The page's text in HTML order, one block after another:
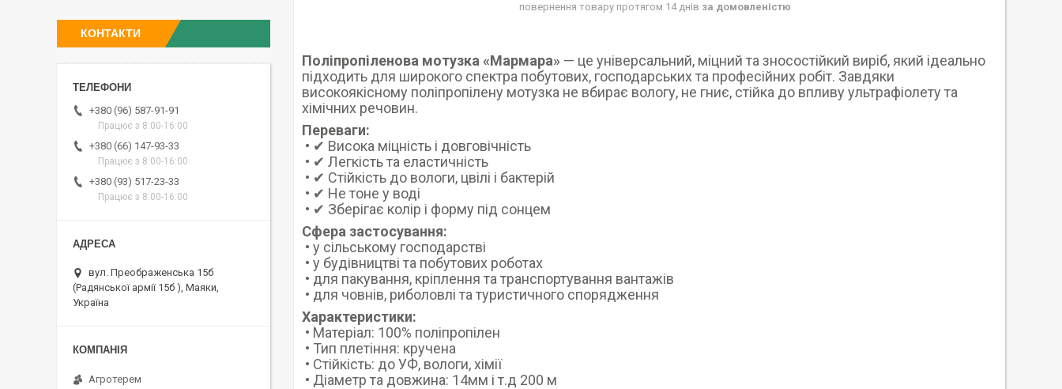
повернення товару протягом 14 днів за домовленістю
Поліпропіленова мотузка «Мармара» — це універсальний, міцний та зносостійкий виріб, який ідеально
підходить для широкого спектра побутових, господарських та професійних робіт. Завдяки
високоякісному поліпропілену мотузка не вбирає вологу, не гниє, стійка до впливу ультрафіолету та
хімічних речовин.
Переваги:
• ✔ Висока міцність і довговічність
• ✔ Легкість та еластичність
• ✔ Стійкість до вологи, цвілі і бактерій
• ✔ Не тоне у воді
• ✔ Зберігає колір і форму під сонцем
Сфера застосування:
• у сільському господарстві
• у будівництві та побутових роботах
• для пакування, кріплення та транспортування вантажів
• для човнів, риболовлі та туристичного спорядження
Характеристики:
• Матеріал: 100% поліпропілен
• Тип плетіння: кручена
• Стійкість: до УФ, вологи, хімії
• Діаметр та довжина: 14мм і т.д 200 м
КОНТАКТИ
+380 (96) 587-91-91
Працює з 8:00-16:00
+380 (66) 147-93-33
Працює з 8:00-16:00
+380 (93) 517-23-33
Працює з 8:00-16:00
вул. Преображенська 15б
(Радянської армії 15б ), Маяки,
Україна
Агротерем